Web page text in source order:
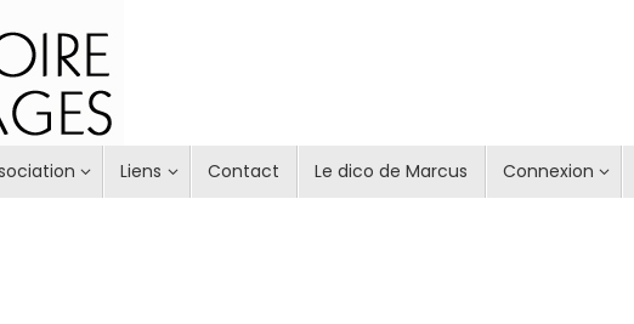
Liens Contact Le dico de Marcus Connexion